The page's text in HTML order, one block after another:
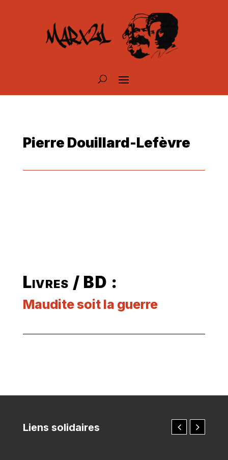
Pierre Douillard-Lefèvre
Livres / BD :
Maudite soit la guerre
Liens solidaires